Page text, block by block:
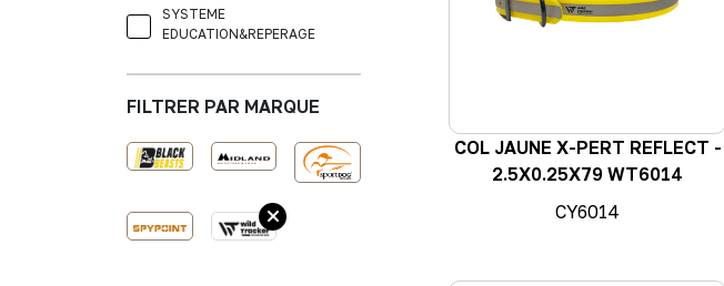
SYSTEME
EDUCATION&REPERAGE
FILTRER PAR MARQUE
COL JAUNE X-PERT REFLECT -
2.5X0.25X79 WT6014
CY6014